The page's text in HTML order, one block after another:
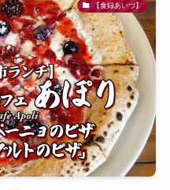
【食録あいづ】